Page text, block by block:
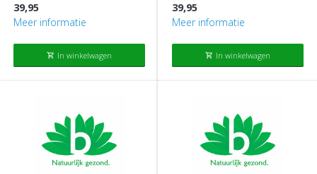
39,95
Meer informatie
shopping_cart In winkelwagen
39,95
Meer informatie
shopping_cart In winkelwagen